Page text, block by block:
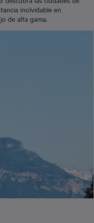
inolvidable en
de alta gama.